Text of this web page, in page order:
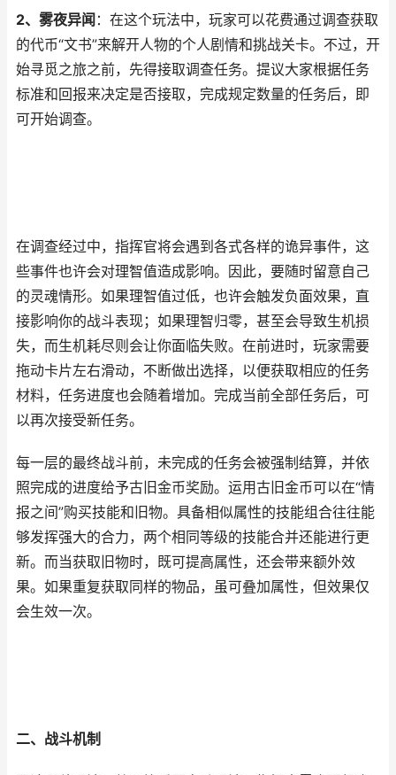
2、雾夜异闻 ：在这个玩法中，玩家可以花费通过调查获取
的代币“文书”来解开人物的个人剧情和挑战关卡。不过，开
始寻觅之旅之前，先得接取调查任务。提议大家根据任务
标准和回报来决定是否接取，完成规定数量的任务后，即
可开始调查。
在调查经过中，指挥官将会遇到各式各样的诡异事件，这
些事件也许会对理智值造成影响。因此，要随时留意自己
的灵魂情形。如果理智值过低，也许会触发负面效果，直
接影响你的战斗表现；如果理智归零，甚至会导致生机损
失，而生机耗尽则会让你面临失败。在前进时，玩家需要
拖动卡片左右滑动，不断做出选择，以便获取相应的任务
材料，任务进度也会随着增加。完成当前全部任务后，可
以再次接受新任务。
每一层的最终战斗前，未完成的任务会被强制结算，并依
照完成的进度给予古旧金币奖励。运用古旧金币可以在“情
报之间”购买技能和旧物。具备相似属性的技能组合往往能
够发挥强大的合力，两个相同等级的技能合并还能进行更
新。而当获取旧物时，既可提高属性，还会带来额外效
果。如果重复获取同样的物品，虽可叠加属性，但效果仅
会生效一次。
二、战斗机制